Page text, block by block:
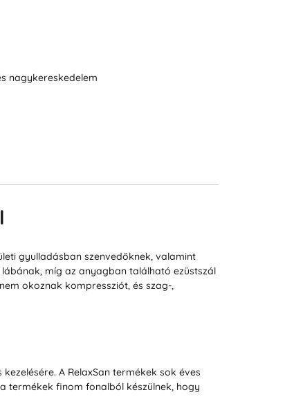
nagykereskedelem
gyulladásban szenvedőknek, valamint
míg az anyagban található ezüstszál
okoznak kompressziót, és szag-,
A RelaxSan termékek sok éves
termékek finom fonalból készülnek, hogy